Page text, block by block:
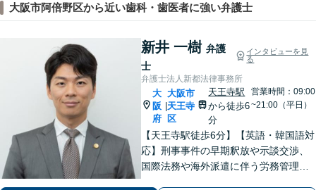
大阪市阿倍野区から近い歯科・歯医者に強い弁護士
新井 一樹 弁護
士
インタビューを見
る
弁護士法人新都法律事務所
大
阪
府
大阪市
天王寺
区
天王寺駅
から徒歩6
分
営業時間：09:00
~21:00（平日）
【天王寺駅徒歩6分】【英語・韓国語対
応】刑事事件の早期釈放や示談交渉、
国際法務や海外派遣に伴う労務管理、